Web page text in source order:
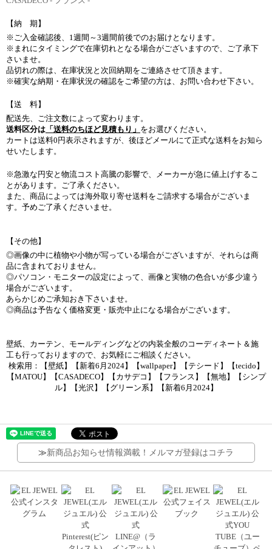
【納 期】
※ご入金確認後、1週間～3週間前後でのお届けとなります。
※まれにタイミングで在庫切れとなる場合がございますので、ご了承下
さいませ。
品切れの際は、在庫状況と次回納期をご連絡させて頂きます。
※確実な納期・在庫状況の確認をご希望の方は、お問い合わせ下さい。
【送 料】
配送先、ご注文数によって変わります。
送料区分は 「送料のちほど見積もり」 をお選びください。
カートは送料0円表示されますが、後ほどメールにて正式な送料をお知ら
せいたします。
※急激な円安と物流コスト高騰の影響で、メーカーが急に値上げするこ
とがあります。ご了承ください。
また、商品によっては海外取り寄せ送料をご請求する場合がございま
す。予めご了承くださいませ。
【その他】
◎画像の中に植物や小物が写っている場合がございますが、それらは商
品に含まれておりません。
◎パソコン・モニターの設定によって、画像と実物の色合いが多少違う
場合がございます。
あらかじめご承知おき下さいませ。
◎商品は予告なく価格変更・販売中止になる場合がございます。
壁紙、カーテン、モールディングなどの内装全般のコーディネート＆施
工も行っておりますので、お気軽にご相談ください。
検索用：【壁紙】【新着6月2024】【wallpaper】【テシード】【tecido】
【MATOU】【CASADECO】【カサデコ】【フランス】【無地】【シンプ
ル】【光沢】【グリーン系】【新着6月2024】
≫新商品お知らせ情報満載！メルマガ登録はコチラ